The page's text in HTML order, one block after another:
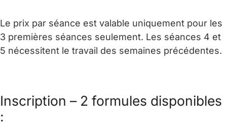
Le prix par séance est valable uniquement pour les
3 premières séances seulement. Les séances 4 et
5 nécessitent le travail des semaines précédentes.
Inscription – 2 formules disponibles
: